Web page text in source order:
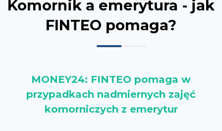
Komornik a emerytura - jak
FINTEO pomaga?
MONEY24: FINTEO pomaga w
przypadkach nadmiernych zajęć
komorniczych z emerytur